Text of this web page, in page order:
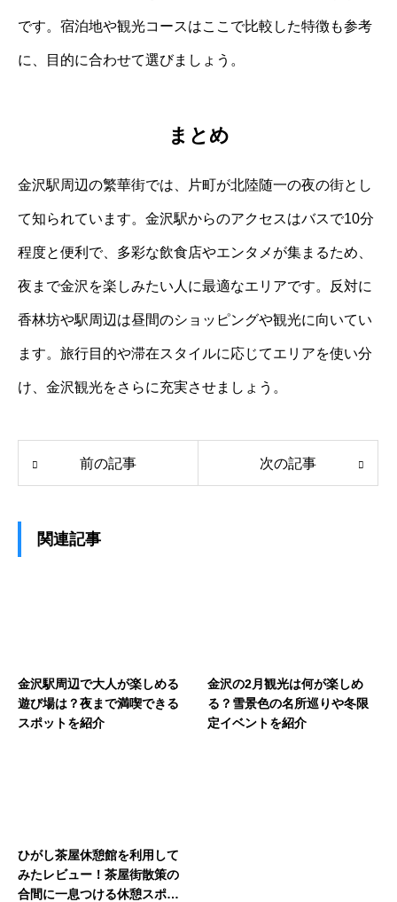
です。宿泊地や観光コースはここで比較した特徴も参考
に、目的に合わせて選びましょう。
まとめ
金沢駅周辺の繁華街では、片町が北陸随一の夜の街とし
て知られています。金沢駅からのアクセスはバスで10分
程度と便利で、多彩な飲食店やエンタメが集まるため、
夜まで金沢を楽しみたい人に最適なエリアです。反対に
香林坊や駅周辺は昼間のショッピングや観光に向いてい
ます。旅行目的や滞在スタイルに応じてエリアを使い分
け、金沢観光をさらに充実させましょう。
前の記事 次の記事
関連記事
金沢駅周辺で大人が楽しめる
遊び場は？夜まで満喫できる
スポットを紹介
金沢の2月観光は何が楽しめ
る？雪景色の名所巡りや冬限
定イベントを紹介
ひがし茶屋休憩館を利用して
みたレビュー！茶屋街散策の
合間に一息つける休憩スポッ